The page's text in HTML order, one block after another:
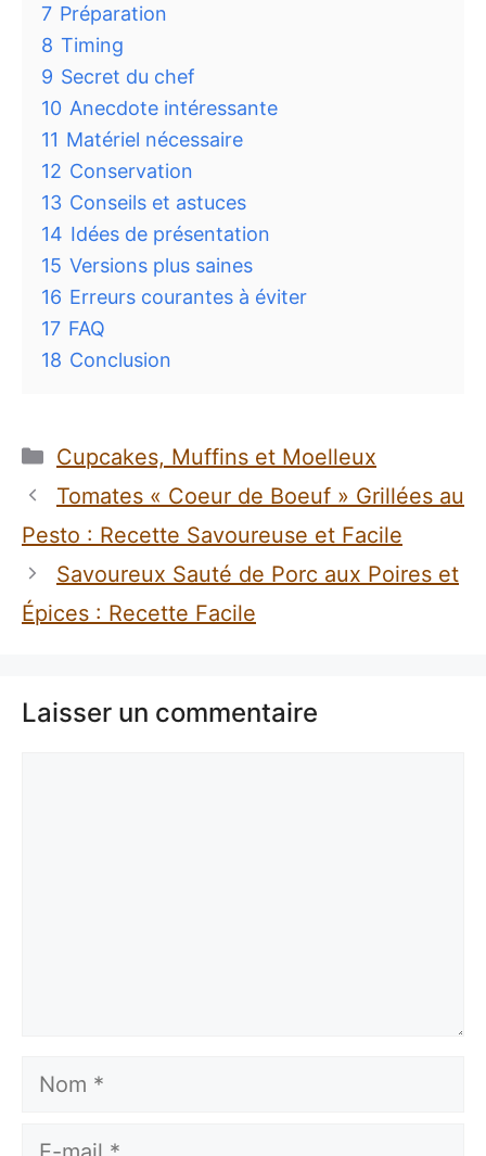
7 Préparation
8 Timing
9 Secret du chef
10 Anecdote intéressante
11 Matériel nécessaire
12 Conservation
13 Conseils et astuces
14 Idées de présentation
15 Versions plus saines
16 Erreurs courantes à éviter
17 FAQ
18 Conclusion
Catégories
Cupcakes, Muffins et Moelleux
Tomates « Coeur de Boeuf » Grillées au
Pesto : Recette Savoureuse et Facile
Savoureux Sauté de Porc aux Poires et
Épices : Recette Facile
Laisser un commentaire
Nom
E-